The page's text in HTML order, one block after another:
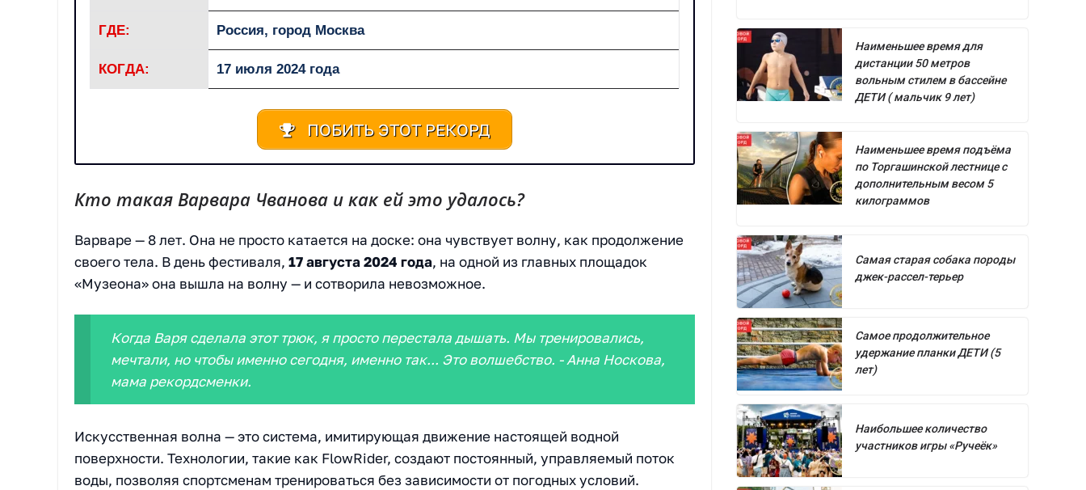
ГДЕ: Россия, город Москва
КОГДА: 17 июля 2024 года
ПОБИТЬ ЭТОТ РЕКОРД
Кто такая Варвара Чванова и как ей это удалось?
Варваре — 8 лет. Она не просто катается на доске: она чувствует волну, как продолжение
своего тела. В день фестиваля, 17 августа 2024 года, на одной из главных площадок
«Музеона» она вышла на волну — и сотворила невозможное.
Когда Варя сделала этот трюк, я просто перестала дышать. Мы тренировались,
мечтали, но чтобы именно сегодня, именно так... Это волшебство. - Анна Носкова,
мама рекордсменки.
Искусственная волна — это система, имитирующая движение настоящей водной
поверхности. Технологии, такие как FlowRider, создают постоянный, управляемый поток
воды, позволяя спортсменам тренироваться без зависимости от погодных условий.
Наименьшее время для
дистанции 50 метров
вольным стилем в бассейне
ДЕТИ ( мальчик 9 лет)
Наименьшее время подъёма
по Торгашинской лестнице с
дополнительным весом 5
килограммов
Самая старая собака породы
джек-рассел-терьер
Самое продолжительное
удержание планки ДЕТИ (5
лет)
Наибольшее количество
участников игры «Ручеёк»